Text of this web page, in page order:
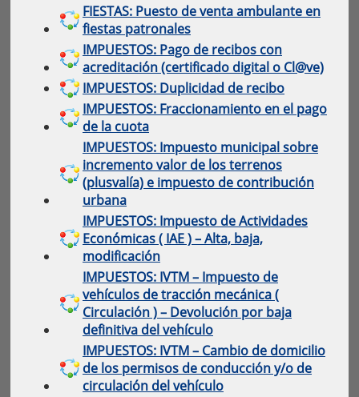
FIESTAS: Puesto de venta ambulante en
fiestas patronales
IMPUESTOS: Pago de recibos con
acreditación (certificado digital o Cl@ve)
IMPUESTOS: Duplicidad de recibo
IMPUESTOS: Fraccionamiento en el pago
de la cuota
IMPUESTOS: Impuesto municipal sobre
incremento valor de los terrenos
(plusvalía) e impuesto de contribución
urbana
IMPUESTOS: Impuesto de Actividades
Económicas ( IAE ) – Alta, baja,
modificación
IMPUESTOS: IVTM – Impuesto de
vehículos de tracción mecánica (
Circulación ) – Devolución por baja
definitiva del vehículo
IMPUESTOS: IVTM – Cambio de domicilio
de los permisos de conducción y/o de
circulación del vehículo